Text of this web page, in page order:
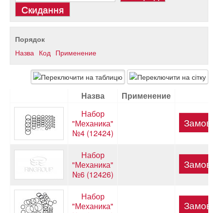
Каталог продукції
Про нас
Вакансії
Контакти
Порядок
Назва Код Применение
Назва
Применение
Набор
"Механика"
№4 (12424)
Набор
"Механика"
№6 (12426)
Набор
"Механика"